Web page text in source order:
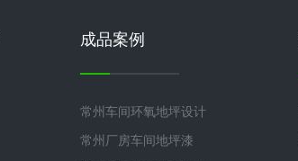
成品案例
常州车间环氧地坪设计
常州厂房车间地坪漆